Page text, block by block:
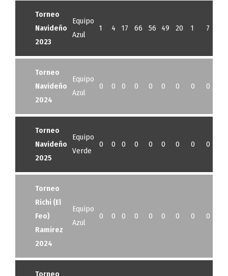
Torneo
Navideño
2023
Equipo
Azul
1 4 17 66 56 49 20 1 7
Torneo
Navideño
2024
Equipo
Azul
0 0 0 0 0 0 0 0 0
Torneo
Navideño
2025
Equipo
Verde
0 0 0 0 0 0 0 0 0
Torneo
Richi (El
Feo)
Ramirez
2024
Equipo
Azul
0 0 0 0 0 0 0 0 0
Torneo